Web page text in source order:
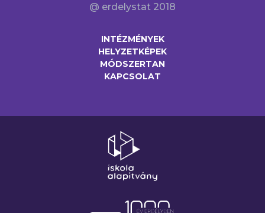
@ erdelystat 2018
INTÉZMÉNYEK
HELYZETKÉPEK
MÓDSZERTAN
KAPCSOLAT